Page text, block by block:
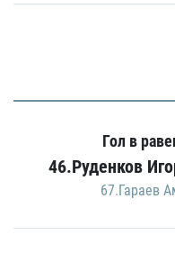
Гол в
46.Руденков
67.Гараев